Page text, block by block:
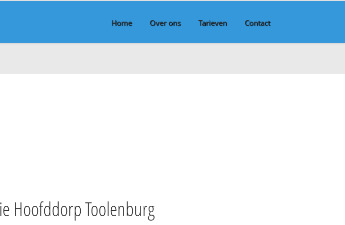
Home Over ons Tarieven Contact
Hoofddorp Toolenburg